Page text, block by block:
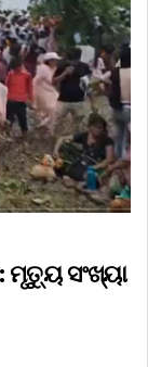
ମୃତ୍ୟୁ ସଂଖ୍ୟା